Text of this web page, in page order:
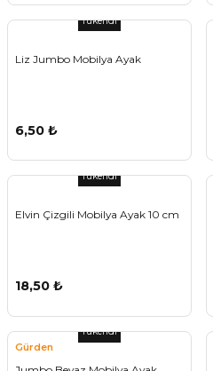
Tükendi
Liz Jumbo Mobilya Ayak
6,50 ₺
Tükendi
Elvin Çizgili Mobilya Ayak 10 cm
18,50 ₺
Tükendi
Gürden